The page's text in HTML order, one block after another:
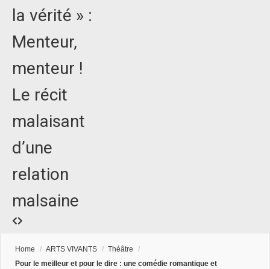
la vérité » :
Menteur,
menteur !
Le récit
malaisant
d’une
relation
malsaine
Home / ARTS VIVANTS / Théâtre
/
Pour le meilleur et pour le dire : une comédie romantique et